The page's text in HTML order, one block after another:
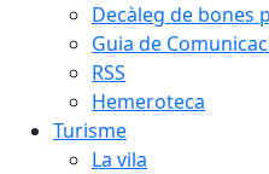
Decàleg de bones
Guia de
RSS
Hemeroteca
Turisme
La vila